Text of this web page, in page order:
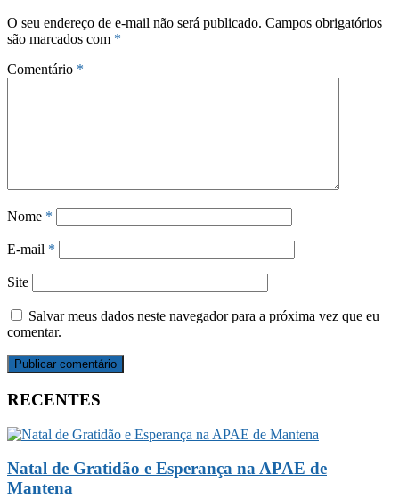
O seu endereço de e-mail não será publicado. Campos obrigatórios
são marcados com *
Comentário *
Nome *
E-mail *
Site
Salvar meus dados neste navegador para a próxima vez que eu
comentar.
RECENTES
Natal de Gratidão e Esperança na APAE de
Mantena